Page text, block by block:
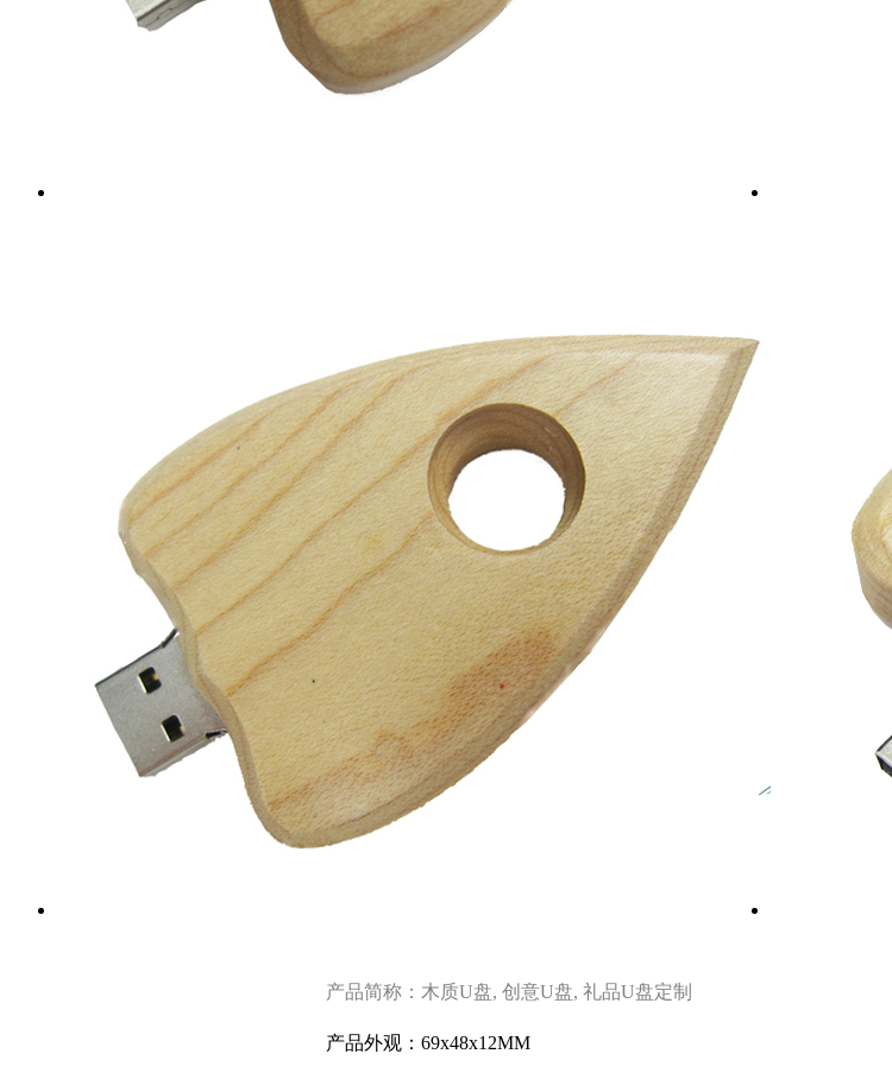
产品简称：木质U盘, 创意U盘, 礼品U盘定制
产品外观：69x48x12MM